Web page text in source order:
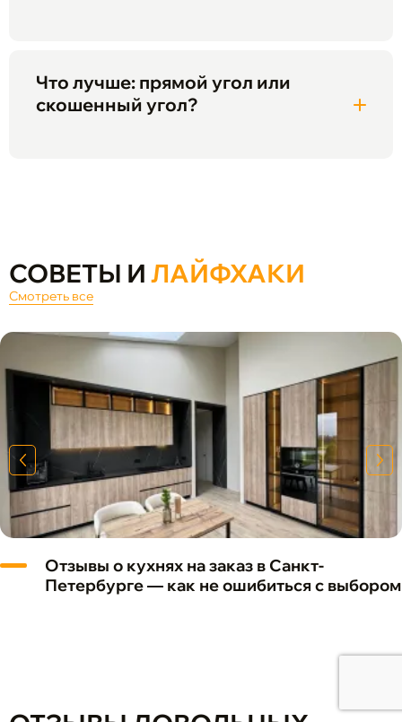
Что лучше: прямой угол или
скошенный угол?
СОВЕТЫ И ЛАЙФХАКИ
Смотреть все
Отзывы о кухнях на заказ в Санкт-
Петербурге — как не ошибиться с выбором